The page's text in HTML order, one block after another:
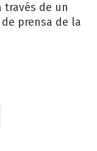
través de un
prensa de la